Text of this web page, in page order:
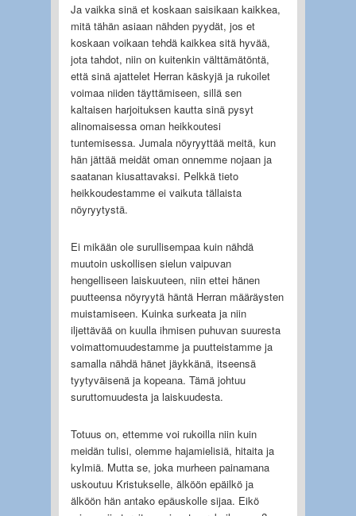
Ja vaikka sinä et koskaan saisikaan kaikkea,
mitä tähän asiaan nähden pyydät, jos et
koskaan voikaan tehdä kaikkea sitä hyvää,
jota tahdot, niin on kuitenkin välttämätöntä,
että sinä ajattelet Herran käskyjä ja rukoilet
voimaa niiden täyttämiseen, sillä sen
kaltaisen harjoituksen kautta sinä pysyt
alinomaisessa oman heikkoutesi
tuntemisessa. Jumala nöyryyttää meitä, kun
hän jättää meidät oman onnemme nojaan ja
saatanan kiusattavaksi. Pelkkä tieto
heikkoudestamme ei vaikuta tällaista
nöyryytystä.
Ei mikään ole surullisempaa kuin nähdä
muutoin uskollisen sielun vaipuvan
hengelliseen laiskuuteen, niin ettei hänen
puutteensa nöyryytä häntä Herran määräysten
muistamiseen. Kuinka surkeata ja niin
iljettävää on kuulla ihmisen puhuvan suuresta
voimattomuudestamme ja puutteistamme ja
samalla nähdä hänet jäykkänä, itseensä
tyytyväisenä ja kopeana. Tämä johtuu
suruttomuudesta ja laiskuudesta.
Totuus on, ettemme voi rukoilla niin kuin
meidän tulisi, olemme hajamielisiä, hitaita ja
kylmiä. Mutta se, joka murheen painamana
uskoutuu Kristukselle, älköön epäilkö ja
älköön hän antako epäuskolle sijaa. Eikö